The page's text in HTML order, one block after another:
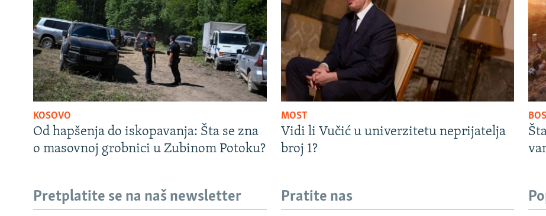
KOSOVO
Od hapšenja do iskopavanja: Šta se zna
o masovnoj grobnici u Zubinom Potoku?
MOST
Vidi li Vučić u univerzitetu neprijatelja
broj 1?
Pretplatite se na naš newsletter Pratite nas